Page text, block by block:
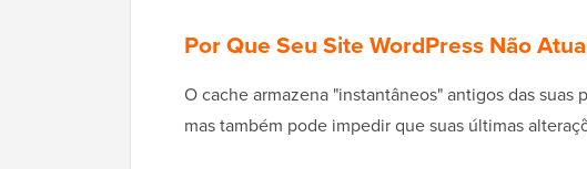
Por Que Seu Site WordPress Não
O cache armazena "instantâneos" antigos das suas
mas também pode impedir que suas últimas